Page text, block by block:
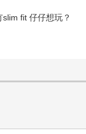
fit 仔仔想玩？